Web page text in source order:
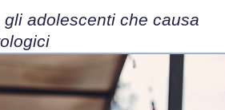
adolescenti che causa